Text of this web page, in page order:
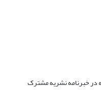
در خبرنامه نشریه مشترک